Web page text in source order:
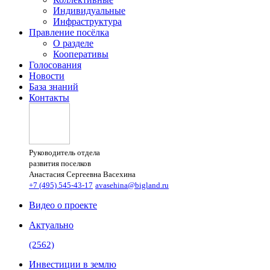
Индивидуальные
Инфраструктура
Правление посёлка
О разделе
Кооперативы
Голосования
Новости
База знаний
Контакты
Руководитель отдела
развития поселков
Анастасия Сергеевна Васехина
+7 (495) 545-43-17 avasehina@bigland.ru
Видео о проекте
Актуально
(2562)
Инвестиции в землю